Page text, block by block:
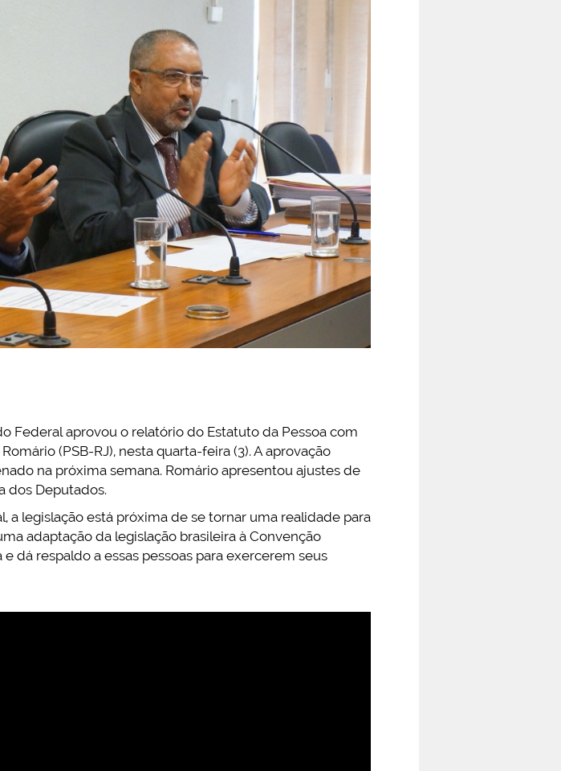
Federal aprovou o relatório do Estatuto da Pessoa com
(PSB-RJ), nesta quarta-feira (3). A aprovação
na próxima semana. Romário apresentou ajustes de
dos Deputados.
a legislação está próxima de se tornar uma realidade para
adaptação da legislação brasileira à Convenção
dá respaldo a essas pessoas para exercerem seus